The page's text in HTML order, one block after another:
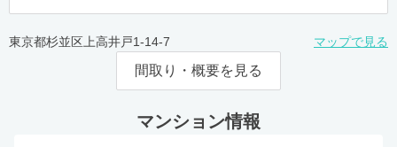
東京都杉並区上高井戸1-14-7 マップで見る
間取り・概要を見る
マンション情報